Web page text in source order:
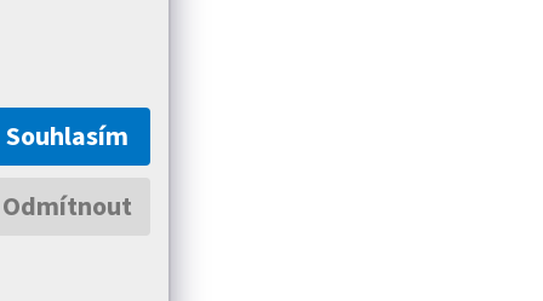
Odmítnout
Souhlasím